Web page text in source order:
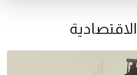
الاقتصادية